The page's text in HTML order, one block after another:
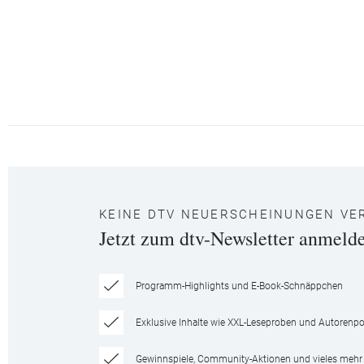
KEINE DTV NEUERSCHEINUNGEN
Jetzt zum dtv-Newsletter
Programm-Highlights und E-Book-Schnäppchen
Exklusive Inhalte wie XXL-Leseproben und
Gewinnspiele, Community-Aktionen und vieles mehr